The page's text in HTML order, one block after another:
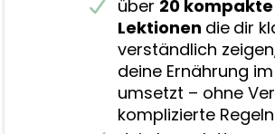
über 20
Lektionen die dir
verständlich
deine Ernährung
umsetzt – ohne
komplizierte Regeln